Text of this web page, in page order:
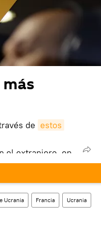
de estos
el extranjero, en
tu dispositivo
VK .
Ucrania Francia Ucrania